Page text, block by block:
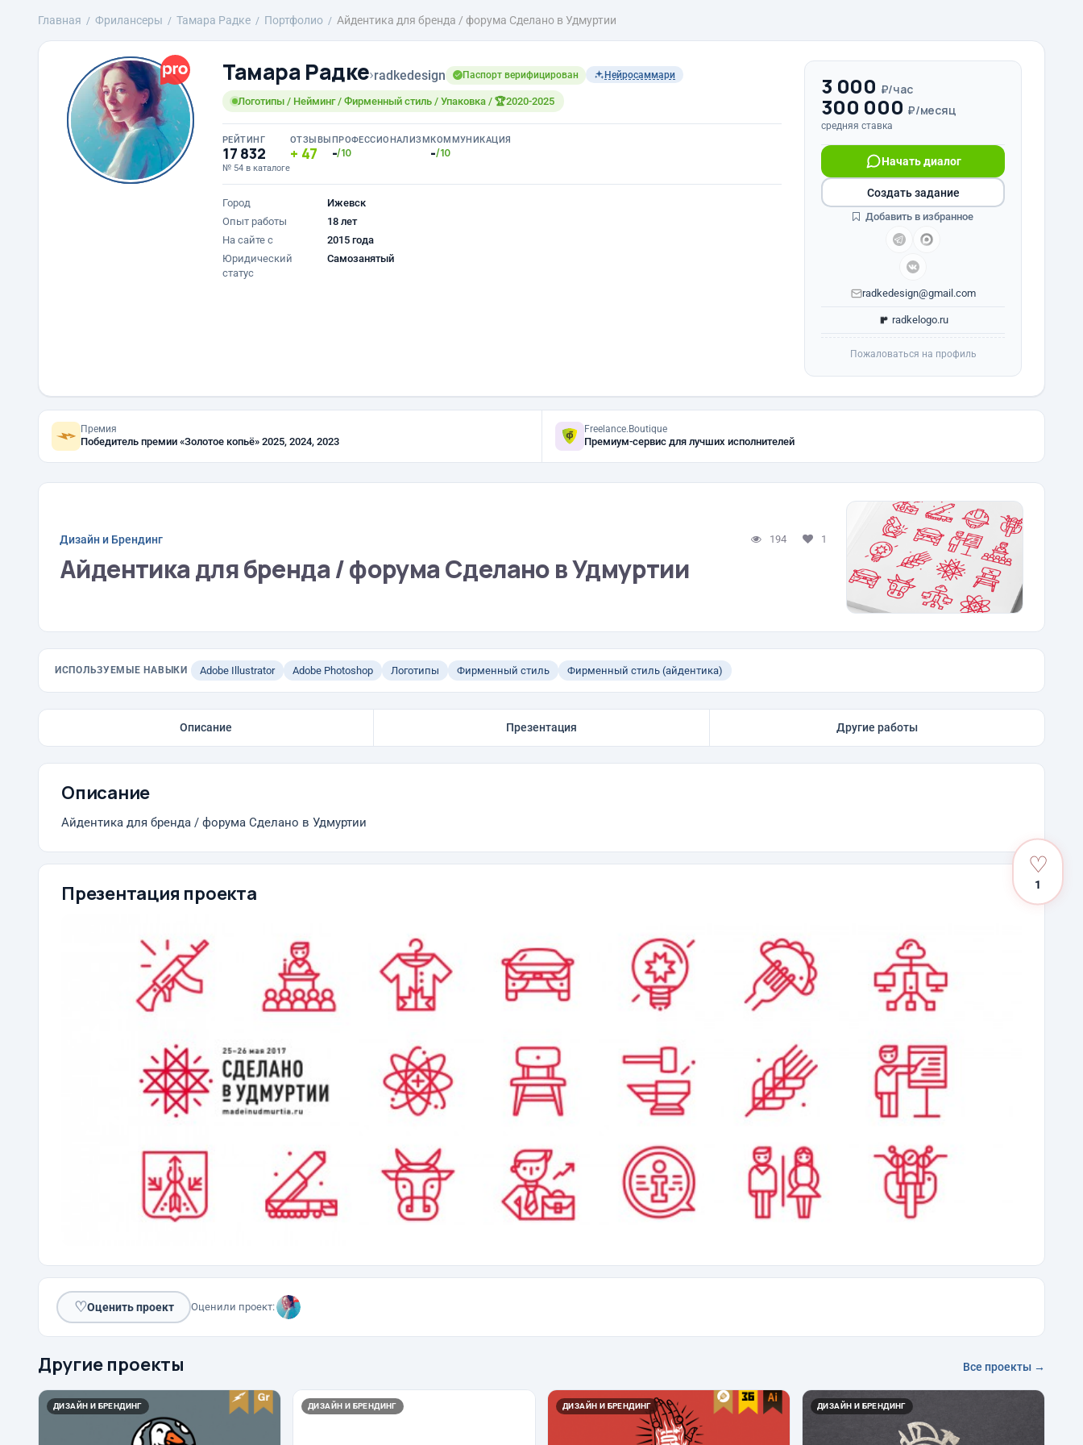
Главная Фрилансеры Тамара Радке Портфолио Айдентика для бренда / форума Сделано в Удмуртии
Тамара Радке›radkedesign Паспорт верифицирован Нейросаммари
Логотипы / Нейминг / Фирменный стиль / Упаковка / 🏆2020-2025
РЕЙТИНГ
17 832
№ 54 в каталоге
ОТЗЫВЫ
47
ПРОФЕССИОНАЛИЗМ
-/10
КОММУНИКАЦИЯ
-/10
Город
Ижевск
Опыт работы
18 лет
На сайте с
2015 года
Юридический
статус
Самозанятый
3 000 ₽/час
300 000 ₽/месяц
средняя ставка
Начать диалог
radkedesign@gmail.com
radkelogo.ru
Создать задание
Добавить в избранное
Пожаловаться на профиль
Премия
Победитель премии «Золотое копьё» 2025, 2024, 2023
Freelance.Boutique
Премиум-сервис для лучших исполнителей
Дизайн и Брендинг 194 1
Айдентика для бренда / форума Сделано в Удмуртии
ИСПОЛЬЗУЕМЫЕ НАВЫКИ Adobe Illustrator Adobe Photoshop Логотипы Фирменный стиль Фирменный стиль (айдентика)
Описание Презентация Другие работы
Описание
Айдентика для бренда / форума Сделано в Удмуртии
Презентация проекта
♡
1
♡Оценить проект Оценили проект:
Другие проекты Все проекты →
ДИЗАЙН И БРЕНДИНГ ДИЗАЙН И БРЕНДИНГ ДИЗАЙН И БРЕНДИНГ ДИЗАЙН И БРЕНДИНГ